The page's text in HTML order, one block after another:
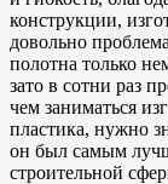
конструкции,
довольно
полотна только
зато в сотни раз
чем заниматься
пластика, нужно
он был самым
строительной